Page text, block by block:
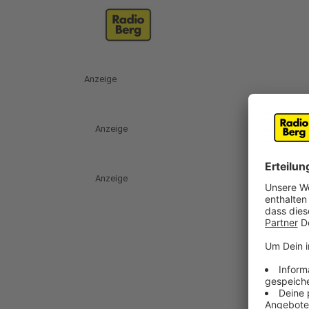
Anzeige
Anzeige
Anzeige